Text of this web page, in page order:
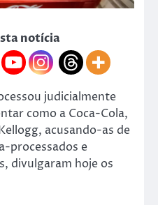
notícia
judicialmente
como a Coca-Cola,
acusando-as de
processados e
divulgaram hoje os